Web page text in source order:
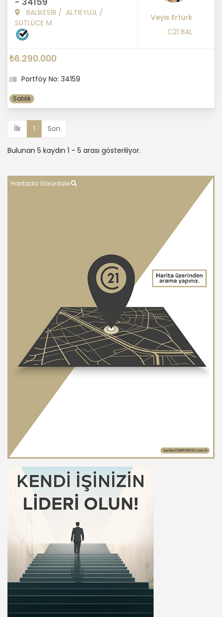
BALIKESİR / ALTIEYLÜL /
SÜTLÜCE M
Veyis Ertürk
C21 BAL
₺6.290.000
Portföy No: 34159
Satılık
İlk 1 Son
Bulunan 5 kaydın 1 - 5 arası gösteriliyor.
Haritada Görüntüle